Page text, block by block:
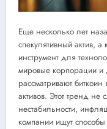
Еще несколько лет
спекулятивный актив,
инструмент для
мировые корпорации и
рассматривают биткоин
активов. Этот тренд не
нестабильности,
компании ищут способы